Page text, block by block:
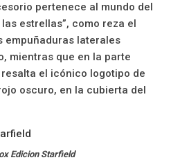
pertenece al mundo del
estrellas”, como reza el
empuñaduras laterales
mientras que en la parte
el icónico logotipo de
oscuro, en la cubierta del
Edicion Starfield